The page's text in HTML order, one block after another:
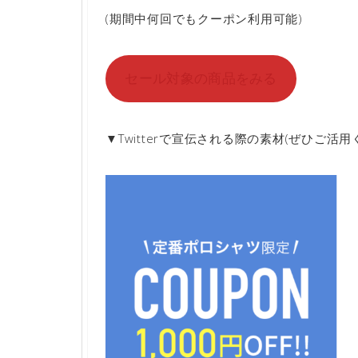
(期間中何回でもクーポン利用可能)
▼Twitterで宣伝される際の素材(ぜひご活用